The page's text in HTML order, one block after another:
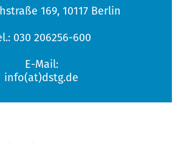
169, 10117 Berlin
030 206256-600
E-Mail:
info(at)dstg.de